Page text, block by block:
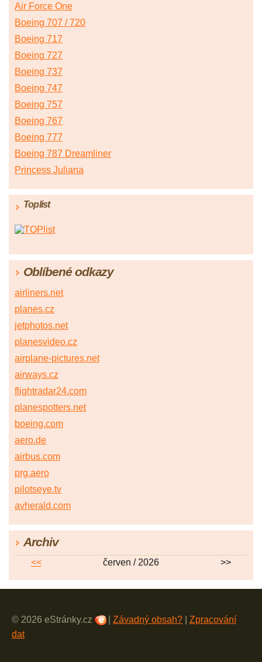
Air Force One
Boeing 707 / 720
Boeing 717
Boeing 727
Boeing 737
Boeing 747
Boeing 757
Boeing 767
Boeing 777
Boeing 787 Dreamliner
Princess Juliana
Toplist
Oblíbené odkazy
airliners.net
planes.cz
jetphotos.net
planesvideo.cz
airplane-pictures.net
airways.cz
flightradar24.com
planespotters.net
boeing.com
aero.de
airbus.com
prg.aero
pilotseye.tv
avherald.com
Archiv
<< červen / 2026 >>
© 2026 eStránky.cz Závadný obsah?
Zpracování
dat